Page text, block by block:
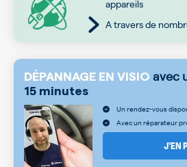
appareils
A travers de
DÉPANNAGE EN VISIO avec
15 minutes
Un rendez-vous
Avec un réparateur
J’EN